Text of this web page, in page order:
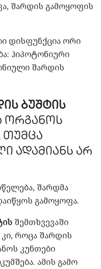
შარდის გამოყოფის
დისფუნქცია ორი
ჰიპოტონიური
შარდის
ბუშტის
ორგანოს
თუმცა
ადამიანს არ
შარდმა
გამოყოფა.
შემთხვევაში
კი, როცა შარდის
კუნთები
ამის გამო